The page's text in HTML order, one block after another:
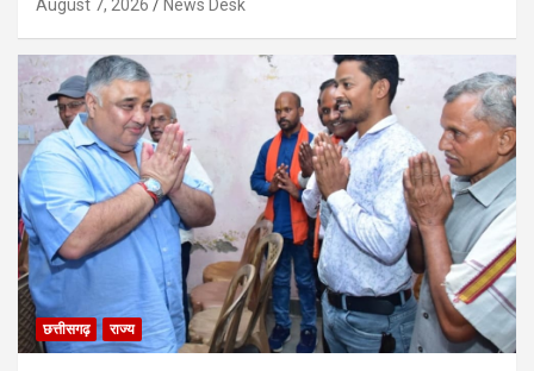
August 7, 2026 News Desk
छत्तीसगढ़ राज्य